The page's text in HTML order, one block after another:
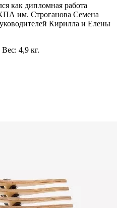
как дипломная работа
им. Строганова Семена
Кирилла и Елены
4,9 кг.